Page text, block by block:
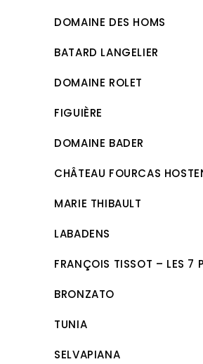
DOMAINE DES HOMS
BATARD LANGELIER
DOMAINE ROLET
FIGUIÈRE
DOMAINE BADER
CHÂTEAU FOURCAS
MARIE THIBAULT
LABADENS
FRANÇOIS TISSOT – LES 7
BRONZATO
TUNIA
SELVAPIANA